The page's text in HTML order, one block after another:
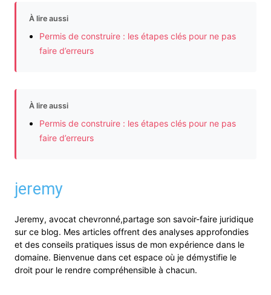
À lire aussi
Permis de construire : les étapes clés pour ne pas
faire d’erreurs
À lire aussi
Permis de construire : les étapes clés pour ne pas
faire d’erreurs
jeremy
Jeremy, avocat chevronné,partage son savoir-faire juridique
sur ce blog. Mes articles offrent des analyses approfondies
et des conseils pratiques issus de mon expérience dans le
domaine. Bienvenue dans cet espace où je démystifie le
droit pour le rendre compréhensible à chacun.